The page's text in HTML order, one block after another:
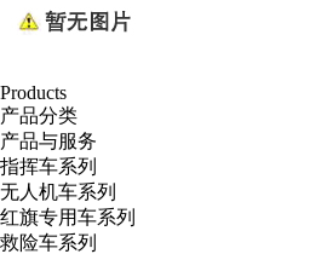
Products
产品分类
产品与服务
指挥车系列
无人机车系列
红旗专用车系列
救险车系列